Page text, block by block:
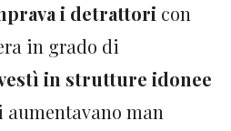
i detrattori con
in grado di
in strutture idonee
aumentavano man